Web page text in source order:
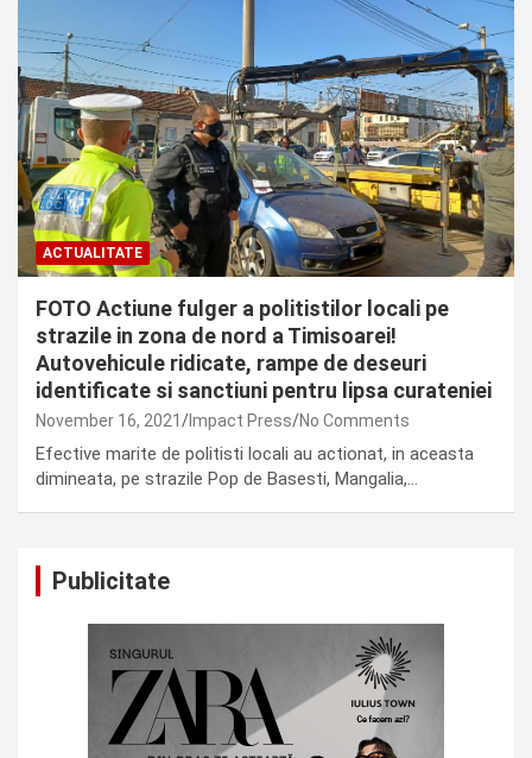
ACTUALITATE
FOTO Actiune fulger a politistilor locali pe
strazile in zona de nord a Timisoarei!
Autovehicule ridicate, rampe de deseuri
identificate si sanctiuni pentru lipsa curateniei
November 16, 2021 Impact Press No Comments
Efective marite de politisti locali au actionat, in aceasta
dimineata, pe strazile Pop de Basesti, Mangalia,…
Publicitate